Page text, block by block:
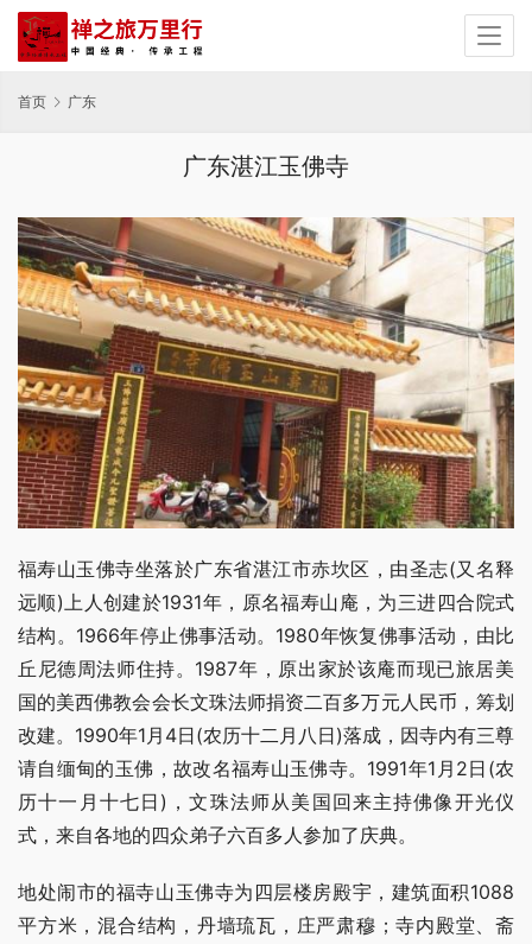
首页 广东
广东湛江玉佛寺
福寿山玉佛寺坐落於广东省湛江市赤坎区，由圣志(又名释
远顺)上人创建於1931年，原名福寿山庵，为三进四合院式
结构。1966年停止佛事活动。1980年恢复佛事活动，由比
丘尼德周法师住持。1987年，原出家於该庵而现已旅居美
国的美西佛教会会长文珠法师捐资二百多万元人民币，筹划
改建。1990年1月4日(农历十二月八日)落成，因寺内有三尊
请自缅甸的玉佛，故改名福寿山玉佛寺。1991年1月2日(农
历十一月十七日)，文珠法师从美国回来主持佛像开光仪
式，来自各地的四众弟子六百多人参加了庆典。
地处闹市的福寺山玉佛寺为四层楼房殿宇，建筑面积1088
平方米，混合结构，丹墙琉瓦，庄严肃穆；寺内殿堂、斋